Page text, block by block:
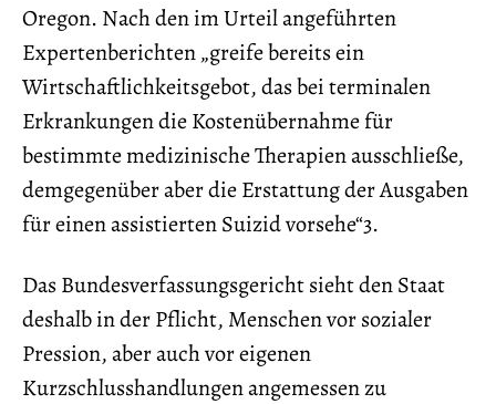
Oregon. Nach den im Urteil angeführten
Expertenberichten „greife bereits ein
Wirtschaftlichkeitsgebot, das bei terminalen
Erkrankungen die Kostenübernahme für
bestimmte medizinische Therapien ausschließe,
demgegenüber aber die Erstattung der Ausgaben
für einen assistierten Suizid vorsehe“3.
Das Bundesverfassungsgericht sieht den Staat
deshalb in der Pflicht, Menschen vor sozialer
Pression, aber auch vor eigenen
Kurzschlusshandlungen angemessen zu